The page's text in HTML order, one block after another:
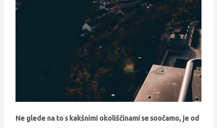
Ne glede na to s kakšnimi okoliščinami se soočamo, je od